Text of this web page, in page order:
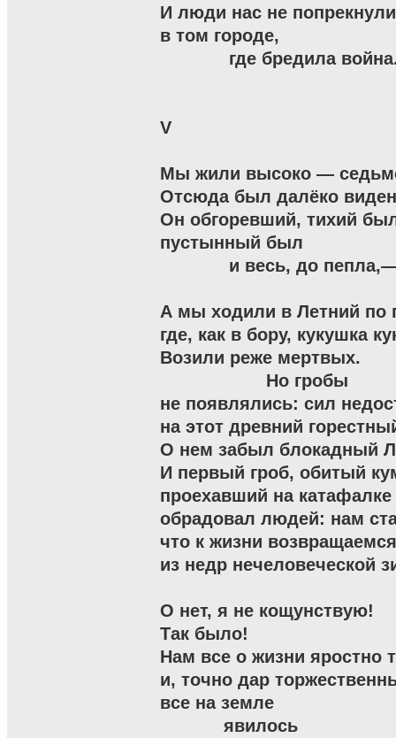
И люди нас не
в том городе,
где бредила
V
Мы жили высоко —
Отсюда был далёко
Он обгоревший, тихий
пустынный был
и весь, до
А мы ходили в Летний по
где, как в бору, кукушка
Возили реже мертвых.
                    Но гробы
не появлялись: сил
на этот древний
О нем забыл блокадный
И первый гроб, обитый
проехавший на
обрадовал людей: нам
что к жизни
из недр
О нет, я не кощунствую!
Так было!
Нам все о жизни яростно
и, точно дар
все на земле
            явилось